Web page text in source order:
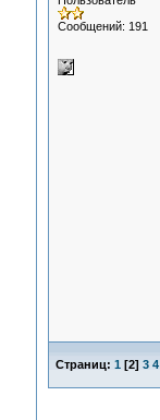
Сообщений: 191
Страниц: 1 [2] 3 4